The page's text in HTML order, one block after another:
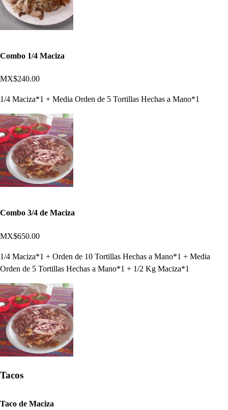
Combo 1/4 Maciza
MX$240.00
1/4 Maciza*1 + Media Orden de 5 Tortillas Hechas a Mano*1
Combo 3/4 de Maciza
MX$650.00
1/4 Maciza*1 + Orden de 10 Tortillas Hechas a Mano*1 + Media
Orden de 5 Tortillas Hechas a Mano*1 + 1/2 Kg Maciza*1
Tacos
Taco de Maciza